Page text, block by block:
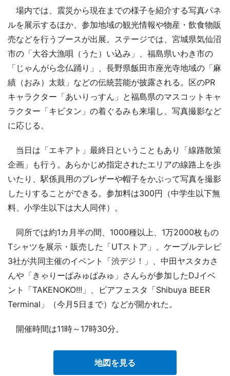
場内では、震災から現在までの様子を紹介する写真パネ
ルを展示するほか、参加地域の観光情報や物産・飲食物販
売などを行うブースが出展。ステージでは、宮城県気仙沼
市の「大谷大漁唄（うた）い込み」、福島県いわき市の
「じゃんがら念仏踊り」、長野県飯田市座光寺地域の「麻
績（おみ）太鼓」などの伝統芸能が披露される。区のPR
キャラクター「あいりっすん」と福島県のマスコットキャ
ラクター「キビタン」の着ぐるみも来場し、写真撮影など
に応じる。
当日は「エキアト」最終日ということもあり「線路散策
企画」も行う。あらかじめ指定されたエリアの線路上を歩
いたり、駅係員用のブレザーや帽子をかぶって写真を撮影
したりすることができる。参加料は300円（中学生以下無
料、小学生以下は大人同伴）。
同所では約1カ月半の間、1000種以上、1万2000枚もの
Tシャツを展示・販売した「UTストア」、ケーブルテレビ
3社が共同主催のイベント「渋デジ！」、中田ヤスタカさ
んや「きゃりーぱみゅぱみゅ」さんらが参加したDJイベ
ント「TAKENOKO!!!」、ビアフェスタ「Shibuya BEER
Terminal」（今月5日まで）などが開かれた。
開催時間は11時～17時30分。
地図を見る